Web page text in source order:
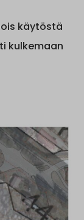
käytöstä
kulkemaan